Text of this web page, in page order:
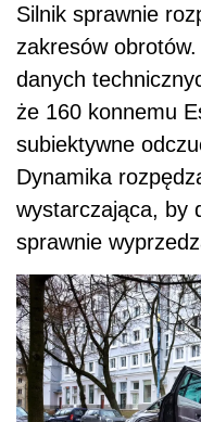
Silnik sprawnie
zakresów
danych
że 160 konnemu
subiektywne
Dynamika
wystarczająca, by
sprawnie